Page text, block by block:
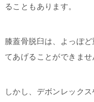
ることもあります。
膝蓋骨脱臼は、よっぽ
てあげることができませ
しかし、デボンレック